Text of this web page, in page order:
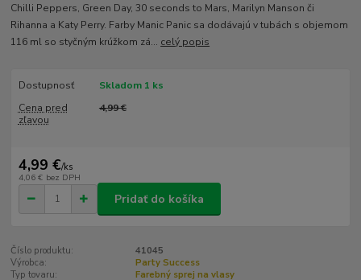
Chilli Peppers, Green Day, 30 seconds to Mars, Marilyn Manson či
Rihanna a Katy Perry. Farby Manic Panic sa dodávajú v tubách s objemom
116 ml so styčným krúžkom zá... celý popis
Dostupnosť
Skladom 1 ks
Cena pred
zľavou
4,99 €
4,99 €/ks
4,06 € bez DPH
Pridať do košíka
Číslo produktu:
41045
Výrobca:
Party Success
Typ tovaru:
Farebný sprej na vlasy